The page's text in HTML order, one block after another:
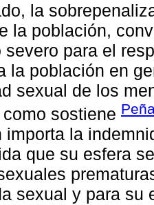
la
la población,
severo para el
la población en
sexual de los
sostiene
importa la
que su esfera
sexual y para su